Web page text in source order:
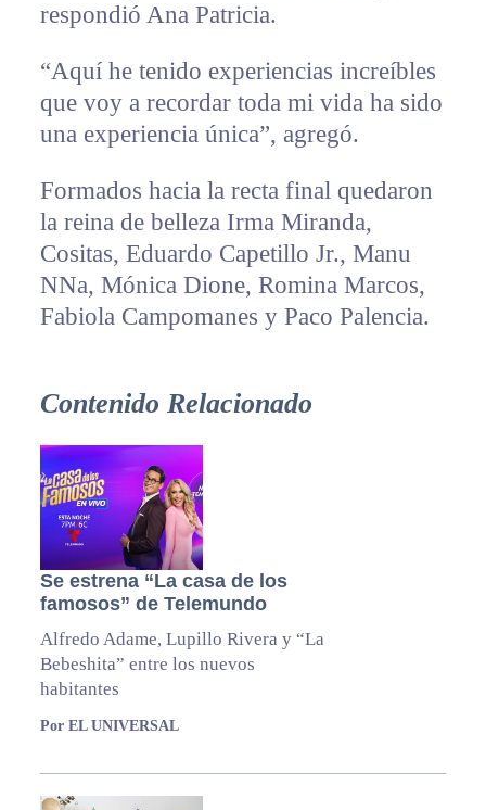
respondió Ana Patricia.
“Aquí he tenido experiencias increíbles
que voy a recordar toda mi vida ha sido
una experiencia única”, agregó.
Formados hacia la recta final quedaron
la reina de belleza Irma Miranda,
Cositas, Eduardo Capetillo Jr., Manu
NNa, Mónica Dione, Romina Marcos,
Fabiola Campomanes y Paco Palencia.
Contenido Relacionado
Se estrena “La casa de los
famosos” de Telemundo
Alfredo Adame, Lupillo Rivera y “La
Bebeshita” entre los nuevos
habitantes
Por EL UNIVERSAL